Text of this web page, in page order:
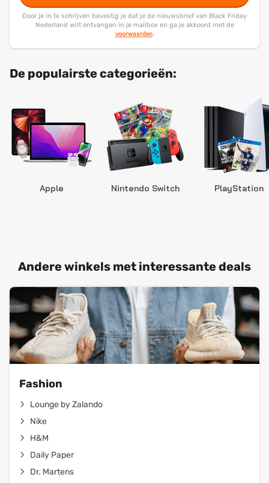
Door je in te schrijven bevestig je dat je de nieuwsbrief van Black Friday
Nederland wilt ontvangen in je mailbox en ga je akkoord met de
voorwaarden.
De populairste categorieën:
Apple Nintendo Switch PlayStation
Andere winkels met interessante deals
Fashion
Lounge by Zalando
Nike
H&M
Daily Paper
Dr. Martens